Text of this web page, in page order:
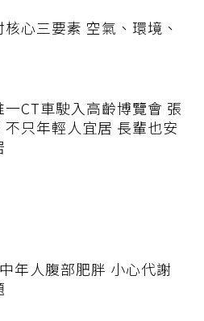
核心三要素 空氣、環境、
一CT車駛入高齡博覽會 張
不只年輕人宜居 長輩也安
年人腹部肥胖 小心代謝